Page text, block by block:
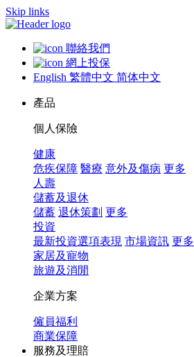
Skip links
聯絡我們
網上投保
English 繁體中文 简体中文
產品
個人保險
健康
危疾保障 醫療 意外及傷病 更多
人壽
儲蓄及退休
儲蓄 退休策劃 更多
投資
最新投資選項表現 市場資訊 更多
家居及寵物
旅遊及消閒
企業方案
僱員福利
商業保障
服務及理賠